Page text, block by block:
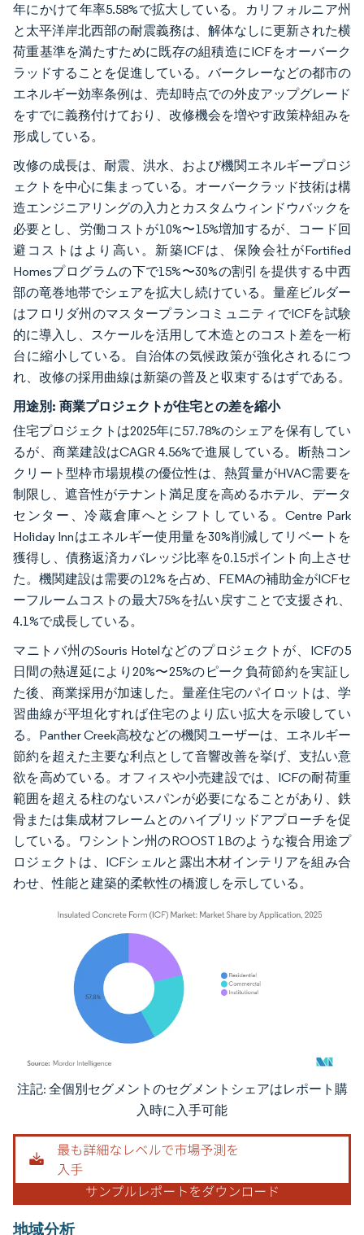
年にかけて年率5.58%で拡大している。カリフォルニア州
と太平洋岸北西部の耐震義務は、解体なしに更新された横
荷重基準を満たすために既存の組積造にICFをオーバーク
ラッドすることを促進している。バークレーなどの都市の
エネルギー効率条例は、売却時点での外皮アップグレード
をすでに義務付けており、改修機会を増やす政策枠組みを
形成している。
改修の成長は、耐震、洪水、および機関エネルギープロジ
ェクトを中心に集まっている。オーバークラッド技術は構
造エンジニアリングの入力とカスタムウィンドウバックを
必要とし、労働コストが10%〜15%増加するが、コード回
避コストはより高い。新築ICFは、保険会社がFortified
Homesプログラムの下で15%〜30%の割引を提供する中西
部の竜巻地帯でシェアを拡大し続けている。量産ビルダー
はフロリダ州のマスタープランコミュニティでICFを試験
的に導入し、スケールを活用して木造とのコスト差を一桁
台に縮小している。自治体の気候政策が強化されるにつ
れ、改修の採用曲線は新築の普及と収束するはずである。
用途別: 商業プロジェクトが住宅との差を縮小
住宅プロジェクトは2025年に57.78%のシェアを保有してい
るが、商業建設はCAGR 4.56%で進展している。断熱コン
クリート型枠市場規模の優位性は、熱質量がHVAC需要を
制限し、遮音性がテナント満足度を高めるホテル、データ
センター、冷蔵倉庫へとシフトしている。Centre Park
Holiday Innはエネルギー使用量を30%削減してリベートを
獲得し、債務返済カバレッジ比率を0.15ポイント向上させ
た。機関建設は需要の12%を占め、FEMAの補助金がICFセ
ーフルームコストの最大75%を払い戻すことで支援され、
4.1%で成長している。
マニトバ州のSouris Hotelなどのプロジェクトが、ICFの5
日間の熱遅延により20%〜25%のピーク負荷節約を実証し
た後、商業採用が加速した。量産住宅のパイロットは、学
習曲線が平坦化すれば住宅のより広い拡大を示唆してい
る。Panther Creek高校などの機関ユーザーは、エネルギー
節約を超えた主要な利点として音響改善を挙げ、支払い意
欲を高めている。オフィスや小売建設では、ICFの耐荷重
範囲を超える柱のないスパンが必要になることがあり、鉄
骨または集成材フレームとのハイブリッドアプローチを促
している。ワシントン州のROOST 1Bのような複合用途プ
ロジェクトは、ICFシェルと露出木材インテリアを組み合
わせ、性能と建築的柔軟性の橋渡しを示している。
画像 © Mordor Intelligence。再利用にはCC BY 4.0の表示が必要です。
注記: 全個別セグメントのセグメントシェアはレポート購
入時に入手可能
地域分析